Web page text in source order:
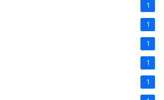
1
1
1
1
1